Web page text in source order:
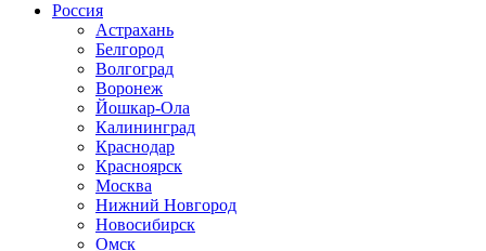
Россия
Астрахань
Белгород
Волгоград
Воронеж
Йошкар-Ола
Калининград
Краснодар
Красноярск
Москва
Нижний Новгород
Новосибирск
Омск